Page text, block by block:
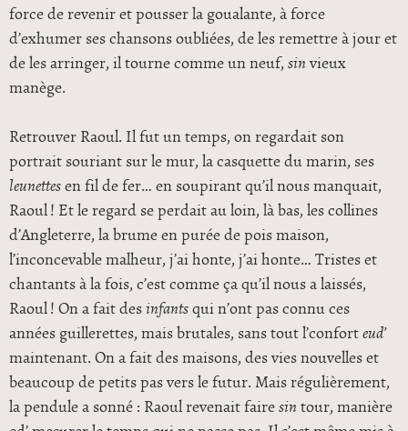
force de revenir et pousser la goualante, à force
d’exhumer ses chansons oubliées, de les remettre à jour et
de les arringer, il tourne comme un neuf, sin vieux
manège.
Retrouver Raoul. Il fut un temps, on regardait son
portrait souriant sur le mur, la casquette du marin, ses
leunettes en fil de fer… en soupirant qu’il nous manquait,
Raoul ! Et le regard se perdait au loin, là bas, les collines
d’Angleterre, la brume en purée de pois maison,
l’inconcevable malheur, j’ai honte, j’ai honte… Tristes et
chantants à la fois, c’est comme ça qu’il nous a laissés,
Raoul ! On a fait des infants qui n’ont pas connu ces
années guillerettes, mais brutales, sans tout l’confort eud’
maintenant. On a fait des maisons, des vies nouvelles et
beaucoup de petits pas vers le futur. Mais régulièrement,
la pendule a sonné : Raoul revenait faire sin tour, manière